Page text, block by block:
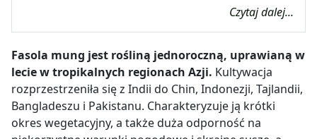
Czytaj dalej...
Fasola mung jest rośliną jednoroczną, uprawianą w
lecie w tropikalnych regionach Azji. Kultywacja
rozprzestrzeniła się z Indii do Chin, Indonezji, Tajlandii,
Bangladeszu i Pakistanu. Charakteryzuje ją krótki
okres wegetacyjny, a także duża odporność na